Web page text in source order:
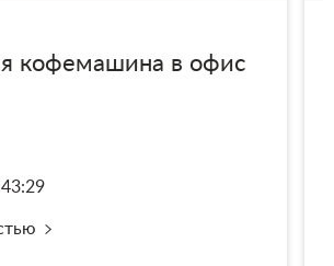
кофемашина в офис